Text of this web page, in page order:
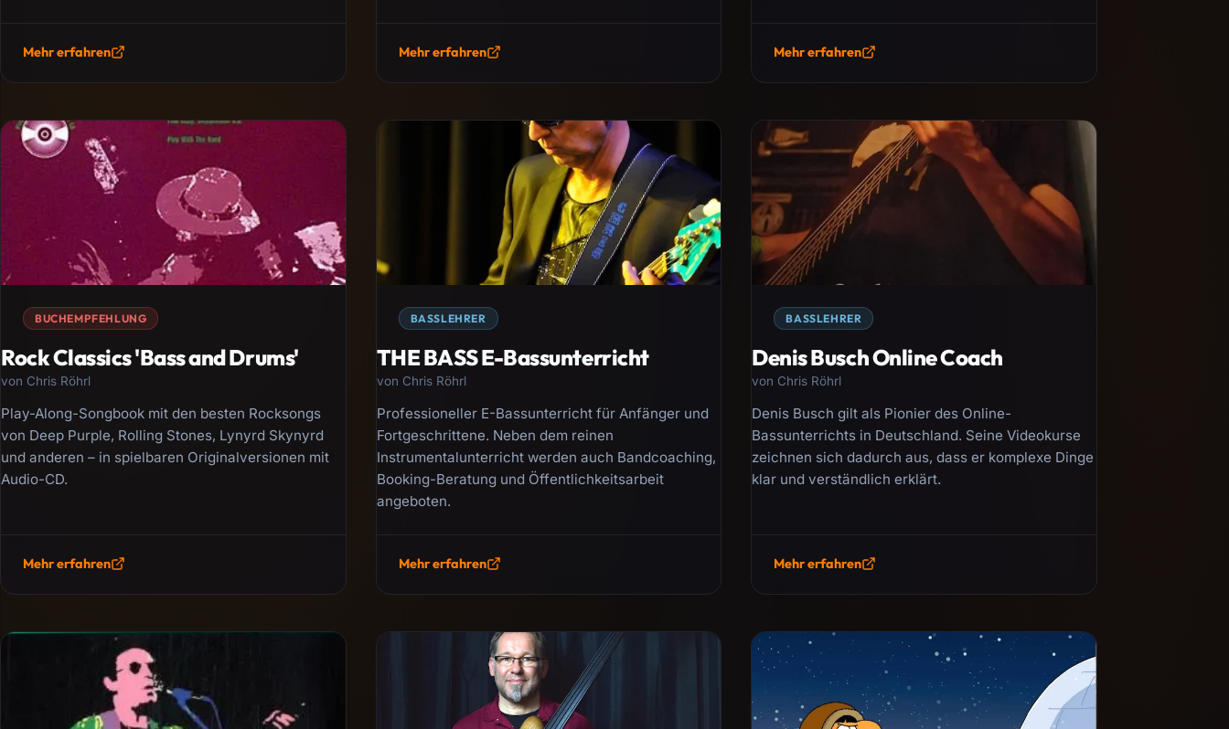
Mehr erfahren Mehr erfahren Mehr erfahren
BUCHEMPFEHLUNG
Rock Classics 'Bass and Drums'
von Chris Röhrl
Play-Along-Songbook mit den besten Rocksongs
von Deep Purple, Rolling Stones, Lynyrd Skynyrd
und anderen – in spielbaren Originalversionen mit
Audio-CD.
Mehr erfahren
BASSLEHRER
THE BASS E-Bassunterricht
von Chris Röhrl
Professioneller E-Bassunterricht für Anfänger und
Fortgeschrittene. Neben dem reinen
Instrumentalunterricht werden auch Bandcoaching,
Booking-Beratung und Öffentlichkeitsarbeit
angeboten.
Mehr erfahren
BASSLEHRER
Denis Busch Online Coach
von Chris Röhrl
Denis Busch gilt als Pionier des Online-
Bassunterrichts in Deutschland. Seine Videokurse
zeichnen sich dadurch aus, dass er komplexe Dinge
klar und verständlich erklärt.
Mehr erfahren